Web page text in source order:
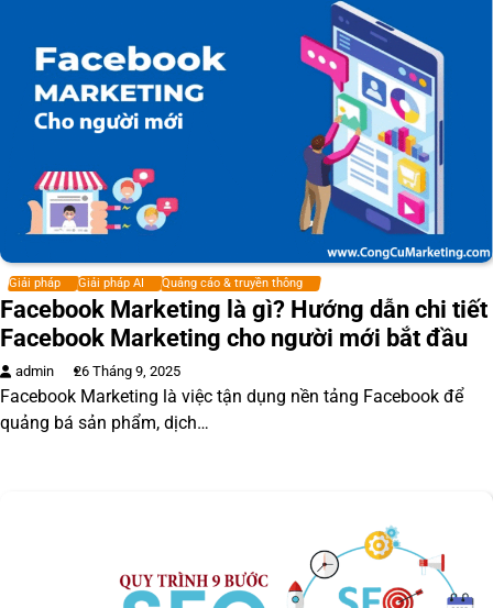
Giải pháp Giải pháp AI Quảng cáo & truyền thông
Facebook Marketing là gì? Hướng dẫn chi tiết
Facebook Marketing cho người mới bắt đầu
admin 26 Tháng 9, 2025
Facebook Marketing là việc tận dụng nền tảng Facebook để
quảng bá sản phẩm, dịch…